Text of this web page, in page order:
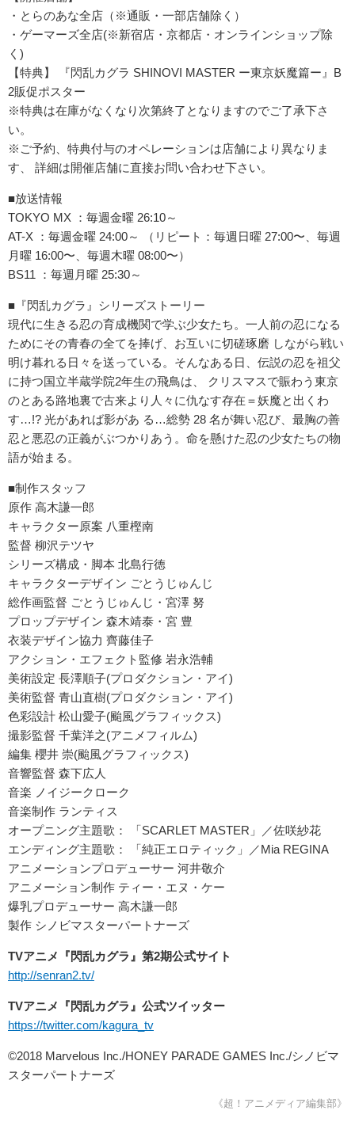
・とらのあな全店（※通販・一部店舗除く）
・ゲーマーズ全店(※新宿店・京都店・オンラインショップ除
く)
【特典】 『閃乱カグラ SHINOVI MASTER ー東京妖魔篇ー』B
2販促ポスター
※特典は在庫がなくなり次第終了となりますのでご了承下さ
い。
※ご予約、特典付与のオペレーションは店舗により異なりま
す、 詳細は開催店舗に直接お問い合わせ下さい。
■放送情報
TOKYO MX ：毎週金曜 26:10～
AT-X ：毎週金曜 24:00～ （リピート：毎週日曜 27:00〜、毎週
月曜 16:00〜、毎週木曜 08:00〜）
BS11 ：毎週月曜 25:30～
■『閃乱カグラ』シリーズストーリー
現代に生きる忍の育成機関で学ぶ少女たち。一人前の忍になる
ためにその青春の全てを捧げ、お互いに切磋琢磨 しながら戦い
明け暮れる日々を送っている。そんなある日、伝説の忍を祖父
に持つ国立半蔵学院2年生の飛鳥は、 クリスマスで賑わう東京
のとある路地裏で古来より人々に仇なす存在＝妖魔と出くわ
す…!? 光があれば影があ る…総勢 28 名が舞い忍び、最胸の善
忍と悪忍の正義がぶつかりあう。命を懸けた忍の少女たちの物
語が始まる。
■制作スタッフ
原作 高木謙一郎
キャラクター原案 八重樫南
監督 柳沢テツヤ
シリーズ構成・脚本 北島行徳
キャラクターデザイン ごとうじゅんじ
総作画監督 ごとうじゅんじ・宮澤 努
プロップデザイン 森木靖泰・宮 豊
衣装デザイン協力 齊藤佳子
アクション・エフェクト監修 岩永浩輔
美術設定 長澤順子(プロダクション・アイ)
美術監督 青山直樹(プロダクション・アイ)
色彩設計 松山愛子(颱風グラフィックス)
撮影監督 千葉洋之(アニメフィルム)
編集 櫻井 崇(颱風グラフィックス)
音響監督 森下広人
音楽 ノイジークローク
音楽制作 ランティス
オープニング主題歌： 「SCARLET MASTER」／佐咲紗花
エンディング主題歌： 「純正エロティック」／Mia REGINA
アニメーションプロデューサー 河井敬介
アニメーション制作 ティー・エヌ・ケー
爆乳プロデューサー 高木謙一郎
製作 シノビマスターパートナーズ
TVアニメ『閃乱カグラ』第2期公式サイト
http://senran2.tv/
TVアニメ『閃乱カグラ』公式ツイッター
https://twitter.com/kagura_tv
©2018 Marvelous Inc./HONEY PARADE GAMES Inc./シノビマ
スターパートナーズ
《超！アニメディア編集部》